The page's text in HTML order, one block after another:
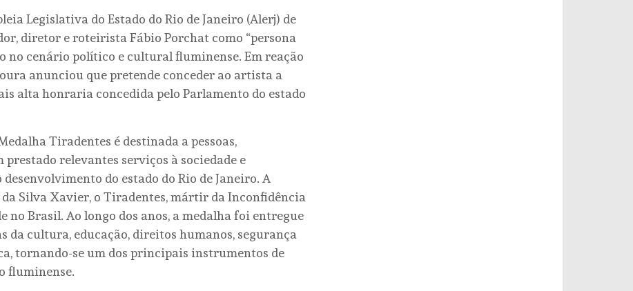
Legislativa do Estado do Rio de Janeiro (Alerj) de
diretor e roteirista Fábio Porchat como “persona
no cenário político e cultural fluminense. Em reação
anunciou que pretende conceder ao artista a
alta honraria concedida pelo Parlamento do estado
Tiradentes é destinada a pessoas,
relevantes serviços à sociedade e
do estado do Rio de Janeiro. A
Silva Xavier, o Tiradentes, mártir da Inconfidência
Brasil. Ao longo dos anos, a medalha foi entregue
da cultura, educação, direitos humanos, segurança
tornando-se um dos principais instrumentos de
fluminense.